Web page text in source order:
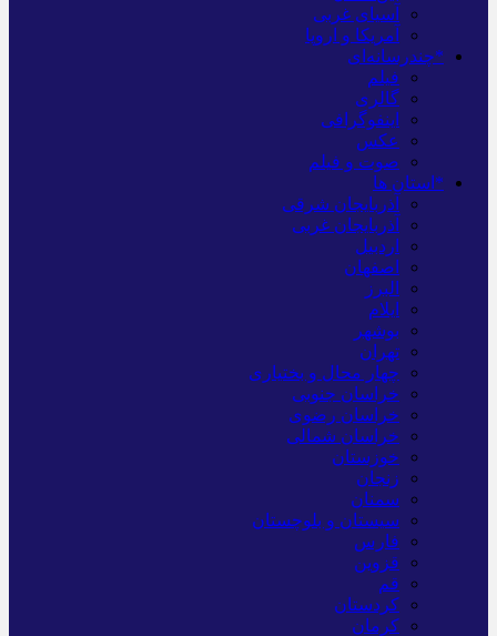
آسیای غربی
آمریکا و اروپا
*چندرسانه‌ای
فیلم
گالری
اینفوگرافی
عکس
صوت و فیلم
*استان ها
آذربایجان شرقی
آذربایجان غربی
اردبیل
اصفهان
البرز
ایلام
بوشهر
تهران
چهار محال و بختیاری
خراسان جنوبی
خراسان رضوی
خراسان شمالی
خوزستان
زنجان
سمنان
سیستان و بلوچستان
فارس
قزوین
قم
کردستان
کرمان